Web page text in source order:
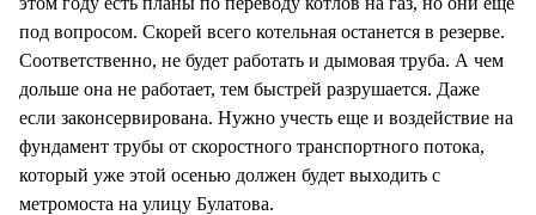
под вопросом. Скорей всего котельная останется в резерве.
Соответственно, не будет работать и дымовая труба. А чем
дольше она не работает, тем быстрей разрушается. Даже
если законсервирована. Нужно учесть еще и воздействие на
фундамент трубы от скоростного транспортного потока,
который уже этой осенью должен будет выходить с
метромоста на улицу Булатова.